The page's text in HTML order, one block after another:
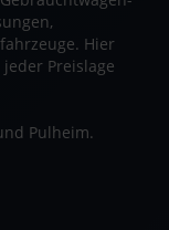
Hier
Preislage
Pulheim.